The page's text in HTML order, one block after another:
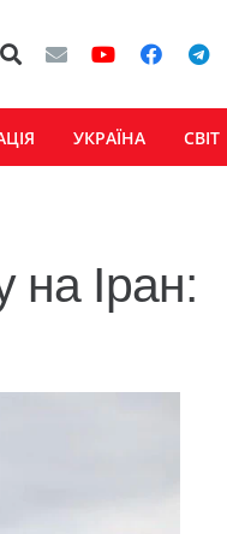
УКРАЇНА СВІТ
на Іран: